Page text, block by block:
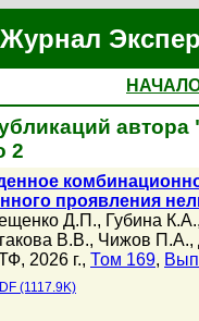
Журнал
2
проявления
Д.П., Губина К.А.,
В.В., Чижов П.А.,
2026 г., Том 169,
(1117.9K)